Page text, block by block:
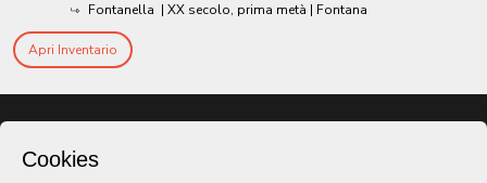
Fontanella | XX secolo, prima metà | Fontana
Apri Inventario
Cookies